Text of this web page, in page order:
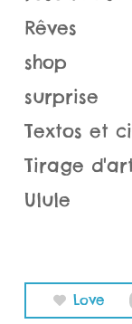
Rêves
shop
surprise
Textos et
Tirage
Ulule
Love